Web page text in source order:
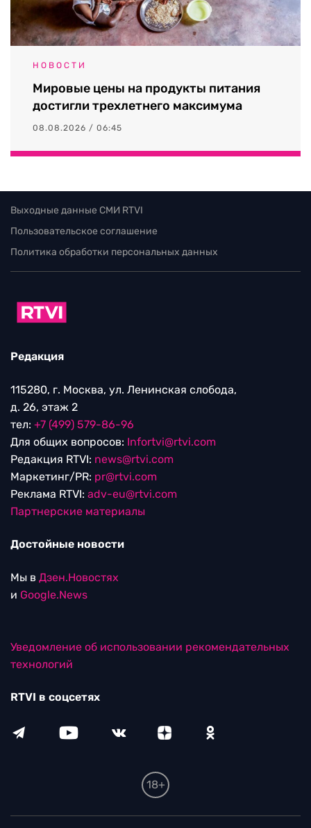
НОВОСТИ
Мировые цены на продукты питания
достигли трехлетнего максимума
08.08.2026 / 06:45
Выходные данные СМИ RTVI
Пользовательское соглашение
Политика обработки персональных данных
Редакция
115280, г. Москва, ул. Ленинская слобода,
д. 26, этаж 2
тел: +7 (499) 579-86-96
Для общих вопросов: Infortvi@rtvi.com
Редакция RTVI: news@rtvi.com
Маркетинг/PR: pr@rtvi.com
Реклама RTVI: adv-eu@rtvi.com
Партнерские материалы
Достойные новости
Мы в Дзен.Новостях
и Google.News
Уведомление об использовании рекомендательных
технологий
RTVI в соцсетях
18+